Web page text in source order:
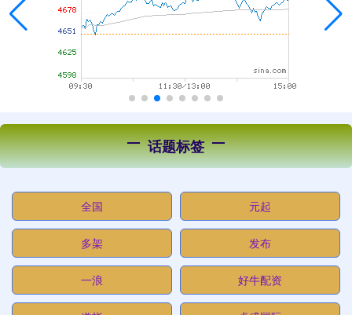
话题标签
全国 元起
多架 发布
一浪 好牛配资